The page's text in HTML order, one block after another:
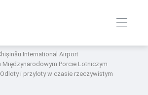
International Airport
Międzynarodowym Porcie Lotniczym
i przyloty w czasie rzeczywistym